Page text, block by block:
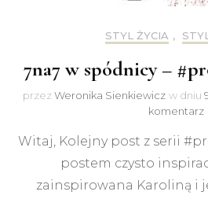
STYL ŻYCIA ,
7na7 w spódnicy –
przezWeronika Sienkiewicz w dniu
komentarz
Witaj, Kolejny post z serii
postem czysto
zainspirowana Karoliną i